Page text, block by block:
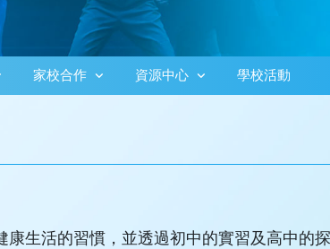
家校合作 資源中心 學校活動
生活的習慣，並透過初中的實習及高中的